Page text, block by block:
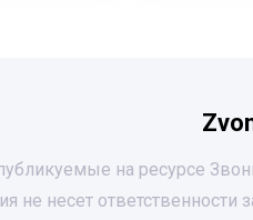
на ресурсе
не несет